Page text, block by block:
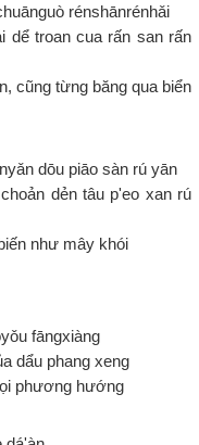
rénshānrénhǎi
dể troan cua rấn san rấn
cũng từng băng qua biển
dōu piāo sàn rú yān
dẻn tâu p'eo xan rú
như mây khói
fāngxiàng
dẩu phang xeng
phương hướng